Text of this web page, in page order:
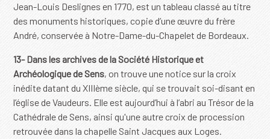
Jean-Louis Deslignes en 1770, est un tableau classé au titre
des monuments historiques, copie d’une œuvre du frère
André, conservée à Notre-Dame-du-Chapelet de Bordeaux.
13-Dans les archives de la Société Historique et
Archéologique de Sens, on trouve une notice sur la croix
inédite datant du XIIIème siècle, qui se trouvait soi-disant en
l’église de Vaudeurs. Elle est aujourd’hui à l’abri au Trésor de la
Cathédrale de Sens, ainsi qu'une autre croix de procession
retrouvée dans la chapelle Saint Jacques aux Loges.